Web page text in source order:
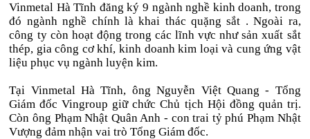
Vinmetal Hà Tĩnh đăng ký 9 ngành nghề kinh doanh, trong
đó ngành nghề chính là khai thác quặng sắt . Ngoài ra,
công ty còn hoạt động trong các lĩnh vực như sản xuất sắt
thép, gia công cơ khí, kinh doanh kim loại và cung ứng vật
liệu phục vụ ngành luyện kim.
Tại Vinmetal Hà Tĩnh, ông Nguyễn Việt Quang - Tổng
Giám đốc Vingroup giữ chức Chủ tịch Hội đồng quản trị.
Còn ông Phạm Nhật Quân Anh - con trai tỷ phú Phạm Nhật
Vượng đảm nhận vai trò Tổng Giám đốc.